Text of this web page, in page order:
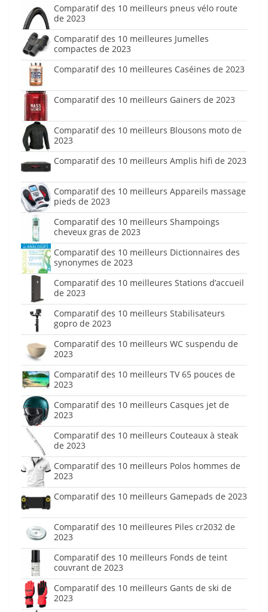
Comparatif des 10 meilleurs pneus vélo route
de 2023
Comparatif des 10 meilleures Jumelles
compactes de 2023
Comparatif des 10 meilleures Caséines de 2023
Comparatif des 10 meilleurs Gainers de 2023
Comparatif des 10 meilleurs Blousons moto de
2023
Comparatif des 10 meilleurs Amplis hifi de 2023
Comparatif des 10 meilleurs Appareils massage
pieds de 2023
Comparatif des 10 meilleurs Shampoings
cheveux gras de 2023
Comparatif des 10 meilleurs Dictionnaires des
synonymes de 2023
Comparatif des 10 meilleures Stations d’accueil
de 2023
Comparatif des 10 meilleurs Stabilisateurs
gopro de 2023
Comparatif des 10 meilleurs WC suspendu de
2023
Comparatif des 10 meilleurs TV 65 pouces de
2023
Comparatif des 10 meilleurs Casques jet de
2023
Comparatif des 10 meilleurs Couteaux à steak
de 2023
Comparatif des 10 meilleurs Polos hommes de
2023
Comparatif des 10 meilleurs Gamepads de 2023
Comparatif des 10 meilleures Piles cr2032 de
2023
Comparatif des 10 meilleurs Fonds de teint
couvrant de 2023
Comparatif des 10 meilleurs Gants de ski de
2023